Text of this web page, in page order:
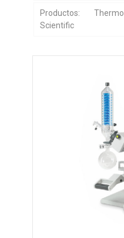
Productos: Thermo
Scientific